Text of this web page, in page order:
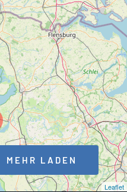
Leaflet
MEHR LADEN